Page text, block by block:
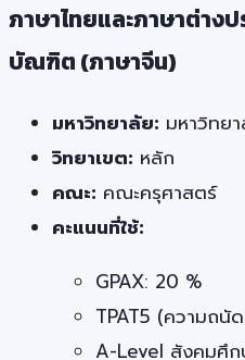
ภาษาไทยและภาษาต่าง
บัณฑิต (ภาษาจีน)
มหาวิทยาลัย: มหาวิทย
วิทยาเขต: หลัก
คณะ: คณะครุศาสตร์
คะแนนที่ใช้:
GPAX: 20 %
TPAT5 (ความถนั
A-Level สังคมศึ